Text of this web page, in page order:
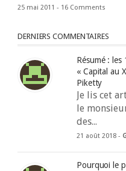
25 mai 2011 - 16 Comments
DERNIERS COMMENTAIRES
Résumé :
« Capital au
Piketty
Je lis cet
le
des...
21 août 2018 -
Pourquoi le